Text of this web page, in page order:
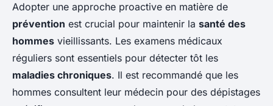
Adopter une approche proactive en matière de
prévention est crucial pour maintenir la santé des
hommes vieillissants. Les examens médicaux
réguliers sont essentiels pour détecter tôt les
maladies chroniques. Il est recommandé que les
hommes consultent leur médecin pour des dépistages